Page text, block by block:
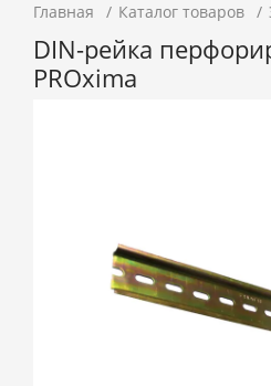
Главная Каталог товаров
DIN-рейка
PROxima